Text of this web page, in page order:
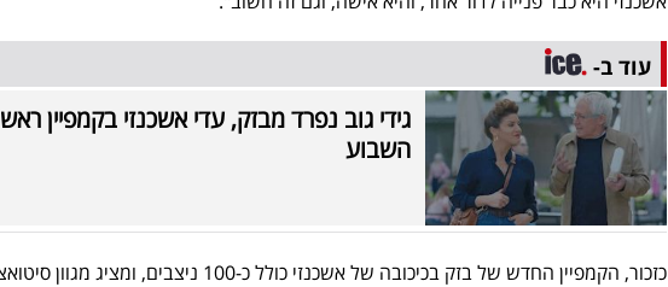
עוד ב-
גידי גוב נפרד מבזק, עדי אשכנזי בקמפיין
השבוע
כזכור, הקמפיין החדש של בזק בכיכובה של אשכנזי כולל כ-